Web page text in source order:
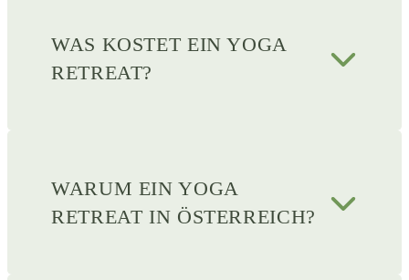
WAS KOSTET EIN YOGA
RETREAT?
WARUM EIN YOGA
RETREAT IN ÖSTERREICH?